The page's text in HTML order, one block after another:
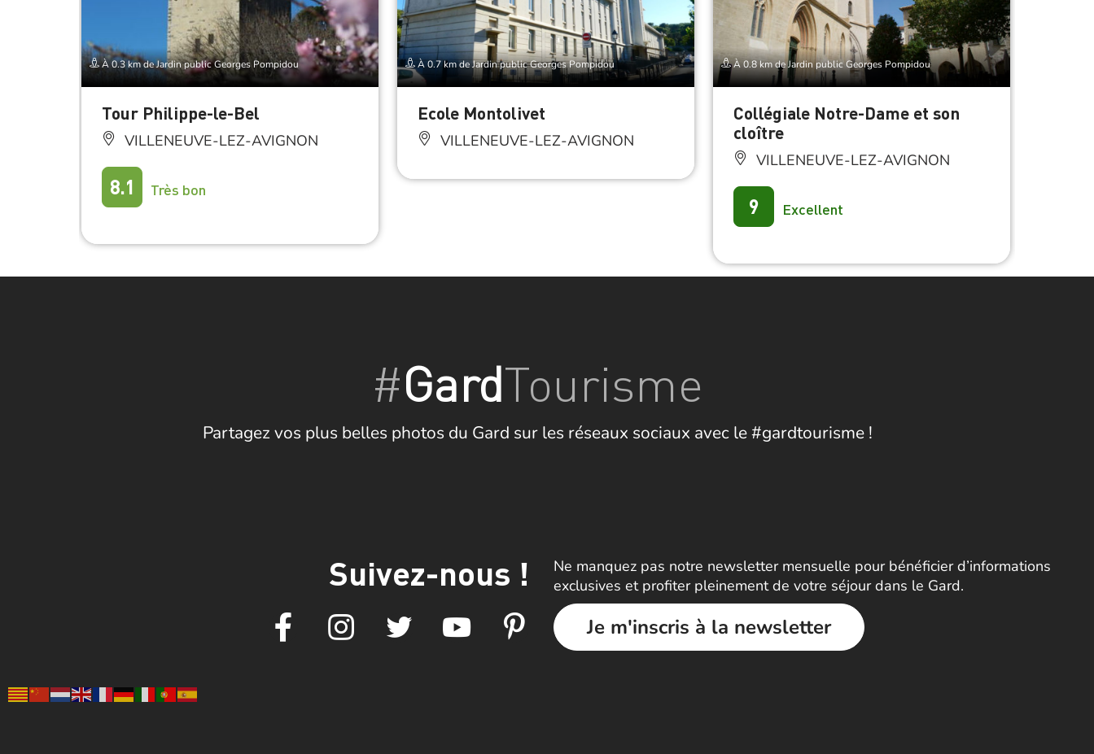
À 0.3 km de Jardin public Georges Pompidou
Tour Philippe-le-Bel
VILLENEUVE-LEZ-AVIGNON
8.1 Très bon
À 0.7 km de Jardin public Georges Pompidou
Ecole Montolivet
VILLENEUVE-LEZ-AVIGNON
À 0.8 km de Jardin public Georges Pompidou
Collégiale Notre-Dame et son
cloître
VILLENEUVE-LEZ-AVIGNON
9 Excellent
#GardTourisme
Partagez vos plus belles photos du Gard sur les réseaux sociaux avec le #gardtourisme !
Suivez-nous !
Ne manquez pas notre newsletter mensuelle pour bénéficier d’informations
exclusives et profiter pleinement de votre séjour dans le Gard.
Je m'inscris à la newsletter